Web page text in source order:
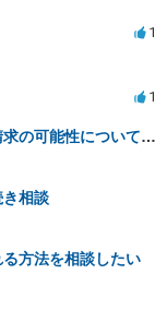
1
1
夫の不貞と同居女性に対する慰謝料請求の可能性について相談
相談
方法を相談したい